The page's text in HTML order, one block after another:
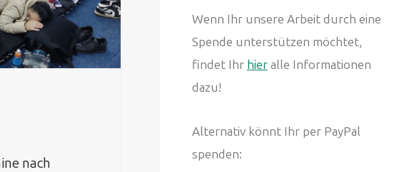
nach
Wenn Ihr unsere Arbeit durch eine
Spende unterstützen möchtet,
findet Ihr hieralle Informationen
dazu!
Alternativ könnt Ihr per PayPal
spenden: